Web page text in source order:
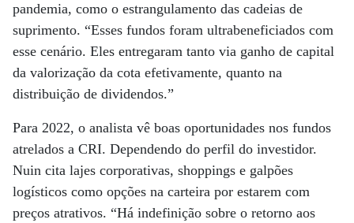
pandemia, como o estrangulamento das cadeias de
suprimento. “Esses fundos foram ultrabeneficiados com
esse cenário. Eles entregaram tanto via ganho de capital
da valorização da cota efetivamente, quanto na
distribuição de dividendos.”
Para 2022, o analista vê boas oportunidades nos fundos
atrelados a CRI. Dependendo do perfil do investidor.
Nuin cita lajes corporativas, shoppings e galpões
logísticos como opções na carteira por estarem com
preços atrativos. “Há indefinição sobre o retorno aos